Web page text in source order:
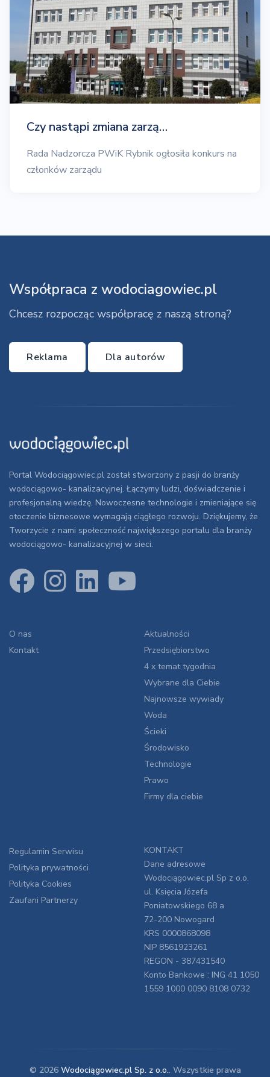
Czy nastąpi zmiana zarzą…
Rada Nadzorcza PWiK Rybnik ogłosiła konkurs na
członków zarządu
Współpraca z wodociagowiec.pl
Chcesz rozpocząc współpracę z naszą stroną?
Reklama Dla autorów
Portal Wodociągowiec.pl został stworzony z pasji do branży
wodociągowo- kanalizacyjnej. Łączymy ludzi, doświadczenie i
profesjonalną wiedzę. Nowoczesne technologie i zmieniające się
otoczenie biznesowe wymagają ciągłego rozwoju. Dziękujemy, że
Tworzycie z nami społeczność największego portalu dla branży
wodociągowo- kanalizacyjnej w sieci.
O nas
Kontakt
Aktualności
Przedsiębiorstwo
4 x temat tygodnia
Wybrane dla Ciebie
Najnowsze wywiady
Woda
Ścieki
Środowisko
Technologie
Prawo
Firmy dla ciebie
Regulamin Serwisu
Polityka prywatności
Polityka Cookies
Zaufani Partnerzy
KONTAKT
Dane adresowe
Wodociągowiec.pl Sp z o.o.
ul. Księcia Józefa
Poniatowskiego 68 a
72-200 Nowogard
KRS 0000868098
NIP 8561923261
REGON - 387431540
Konto Bankowe : ING 41 1050
1559 1000 0090 8108 0732
© 2026 Wodociągowiec.pl Sp. z o.o.. Wszystkie prawa